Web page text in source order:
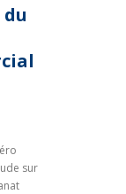
du
sur